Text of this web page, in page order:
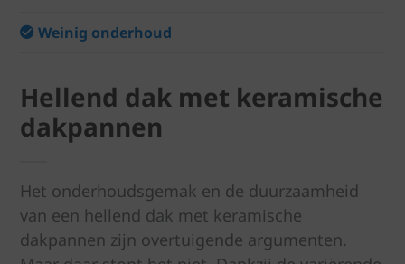
Weinig onderhoud
Hellend dak met keramische
dakpannen
Het onderhoudsgemak en de duurzaamheid
van een hellend dak met keramische
dakpannen zijn overtuigende argumenten.